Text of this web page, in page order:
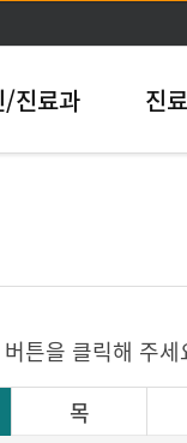
/진료과 진
튼을 클릭해 주세
목